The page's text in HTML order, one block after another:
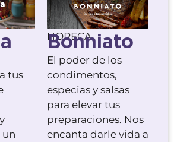
tus
un
HORECA
Bonniato
El poder de los
condimentos,
especias y salsas
para elevar tus
preparaciones. Nos
encanta darle vida a